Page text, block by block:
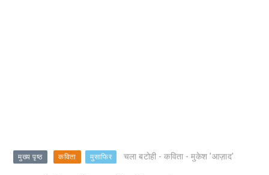
मुख्य पृष्ठ कविता मुसाफिर चला बटोही - कविता - मुकेश 'आज़ाद'